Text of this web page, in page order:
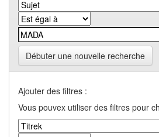
Débuter une nouvelle recherche
Ajouter des filtres :
Vous pouvex utiliser des filtres pour